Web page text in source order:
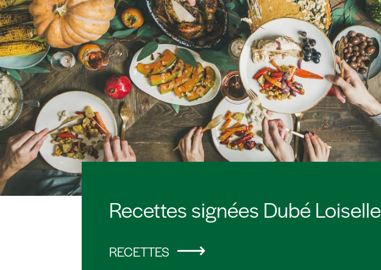
Recettes signées Dubé Loiselle
RECETTES